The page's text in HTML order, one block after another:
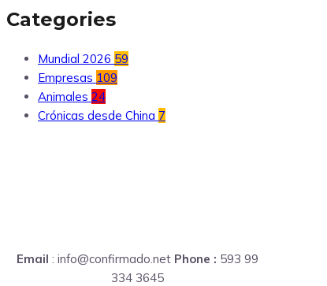
Categories
Mundial 2026 59
Empresas 109
Animales 24
Crónicas desde China 7
Email : info@confirmado.net Phone : 593 99
334 3645